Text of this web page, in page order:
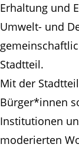
Erhaltung und
Umwelt- und
Stadtteil.
Mit der
Bürger*innen
Institutionen
moderierten